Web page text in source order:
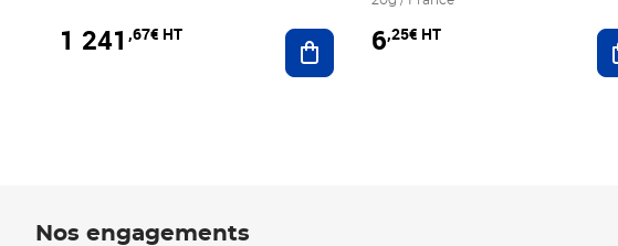
1 241 ,67€ HT Ajouter au panier
6,25€ HT
Nos engagements